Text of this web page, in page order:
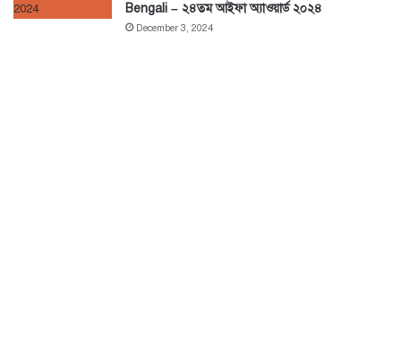
Bengali – ২৪তম আইফা অ্যাওয়ার্ড ২০২৪
December 3, 2024